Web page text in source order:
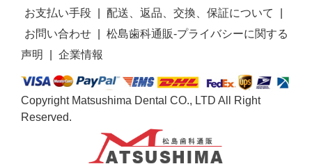
お支払い手段 配送、返品、交換、保証について
お問い合わせ
松島歯科通販-プライバシーに関する
声明
企業情報
Copyright Matsushima Dental CO., LTD All Right
Reserved.